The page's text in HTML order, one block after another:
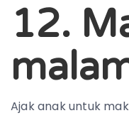
12.
Ajak anak untuk